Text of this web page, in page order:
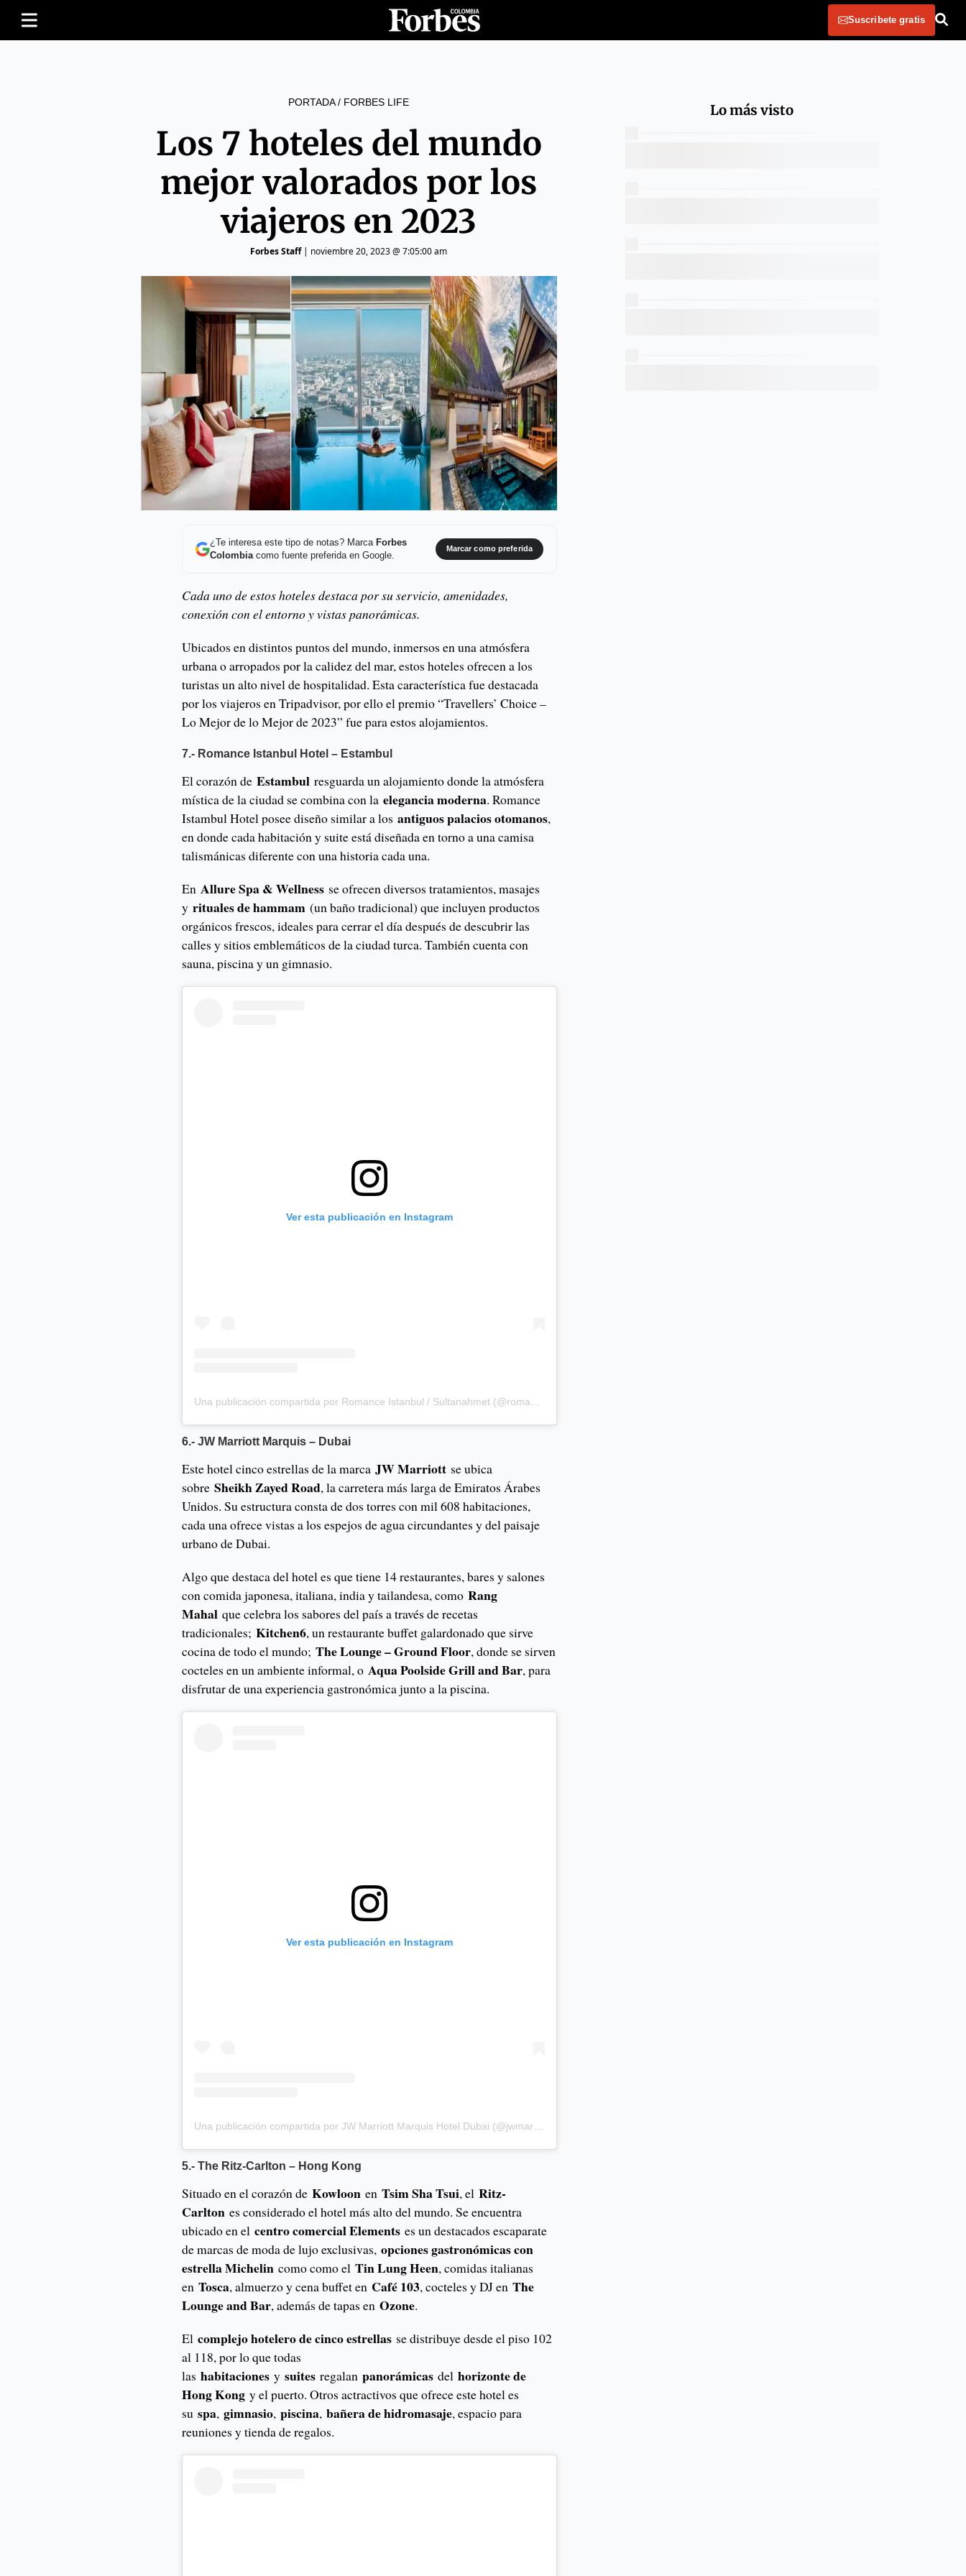
Suscribete gratis
PORTADA/ FORBES LIFE
Los 7 hoteles del mundo
mejor valorados por los
viajeros en 2023
Forbes Staff| noviembre 20, 2023 @ 7:05:00 am
¿Te interesa este tipo de notas? Marca Forbes
Colombiacomo fuente preferida en Google.
Marcar como preferida
Cada uno de estos hoteles destaca por su servicio, amenidades,
conexión con el entorno y vistas panorámicas.
Ubicados en distintos puntos del mundo, inmersos en una atmósfera
urbana o arropados por la calidez del mar, estos hoteles ofrecen a los
turistas un alto nivel de hospitalidad. Esta característica fue destacada
por los viajeros en Tripadvisor, por ello el premio “Travellers’ Choice –
Lo Mejor de lo Mejor de 2023” fue para estos alojamientos.
7.- Romance Istanbul Hotel – Estambul
El corazón deEstambulresguarda un alojamiento donde la atmósfera
mística de la ciudad se combina con laelegancia moderna. Romance
Istambul Hotel posee diseño similar a losantiguos palacios otomanos,
en donde cada habitación y suite está diseñada en torno a una camisa
talismánicas diferente con una historia cada una.
EnAllure Spa & Wellness se ofrecen diversos tratamientos, masajes
yrituales de hammam (un baño tradicional) que incluyen productos
orgánicos frescos, ideales para cerrar el día después de descubrir las
calles y sitios emblemáticos de la ciudad turca. También cuenta con
sauna, piscina y un gimnasio.
Ver esta publicación en Instagram
6.- JW Marriott Marquis – Dubai
Este hotel cinco estrellas de la marca JW Marriott se ubica
sobreSheikh Zayed Road, la carretera más larga de Emiratos Árabes
Unidos. Su estructura consta de dos torres con mil 608 habitaciones,
cada una ofrece vistas a los espejos de agua circundantes y del paisaje
urbano de Dubai.
Algo que destaca del hotel es que tiene 14 restaurantes, bares y salones
con comida japonesa, italiana, india y tailandesa, comoRang
Mahalque celebra los sabores del país a través de recetas
tradicionales;Kitchen6, un restaurante buffet galardonado que sirve
cocina de todo el mundo;The Lounge – Ground Floor, donde se sirven
cocteles en un ambiente informal, o Aqua Poolside Grill and Bar, para
disfrutar de una experiencia gastronómica junto a la piscina.
Ver esta publicación en Instagram
5.- The Ritz-Carlton – Hong Kong
Situado en el corazón de Kowloon enTsim Sha Tsui, elRitz-
Carlton es considerado el hotel más alto del mundo. Se encuentra
ubicado en elcentro comercial Elements es un destacados escaparate
de marcas de moda de lujo exclusivas,opciones gastronómicas con
estrella Michelin como como elTin Lung Heen, comidas italianas
enTosca, almuerzo y cena buffet en Café 103, cocteles y DJ enThe
Lounge and Bar, además de tapas enOzone.
Elcomplejo hotelero de cinco estrellas se distribuye desde el piso 102
al 118, por lo que todas
lashabitacionesysuitesregalanpanorámicasdelhorizonte de
Hong Kong y el puerto. Otros actractivos que ofrece este hotel es
suspa,gimnasio,piscina,bañera de hidromasaje, espacio para
reuniones y tienda de regalos.
Lo más visto